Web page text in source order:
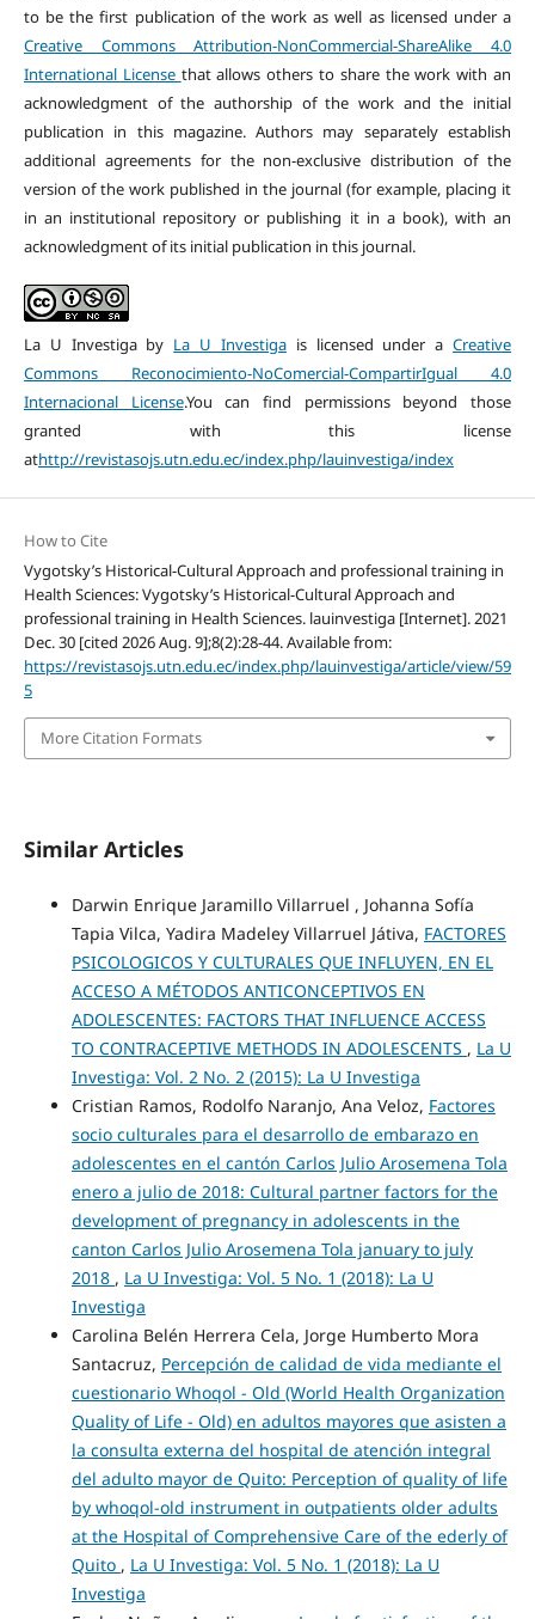
to be the first publication of the work as well as licensed under a
Creative Commons Attribution-NonCommercial-ShareAlike 4.0
International License that allows others to share the work with an
acknowledgment of the authorship of the work and the initial
publication in this magazine. Authors may separately establish
additional agreements for the non-exclusive distribution of the
version of the work published in the journal (for example, placing it
in an institutional repository or publishing it in a book), with an
acknowledgment of its initial publication in this journal.
La U Investiga by La U Investigais licensed under aCreative
Commons Reconocimiento-NoComercial-CompartirIgual 4.0
Internacional License.You can find permissions beyond those
granted with this license
athttp://revistasojs.utn.edu.ec/index.php/lauinvestiga/index
How to Cite
Vygotsky’s Historical-Cultural Approach and professional training in
Health Sciences: Vygotsky’s Historical-Cultural Approach and
professional training in Health Sciences. lauinvestiga [Internet]. 2021
Dec. 30 [cited 2026 Aug. 9];8(2):28-44. Available from:
https://revistasojs.utn.edu.ec/index.php/lauinvestiga/article/view/59
5
More Citation Formats
Similar Articles
Darwin Enrique Jaramillo Villarruel , Johanna Sofía
Tapia Vilca, Yadira Madeley Villarruel Játiva, FACTORES
PSICOLOGICOS Y CULTURALES QUE INFLUYEN, EN EL
ACCESO A MÉTODOS ANTICONCEPTIVOS EN
ADOLESCENTES: FACTORS THAT INFLUENCE ACCESS
TO CONTRACEPTIVE METHODS IN ADOLESCENTS , La U
Investiga: Vol. 2 No. 2 (2015): La U Investiga
Cristian Ramos, Rodolfo Naranjo, Ana Veloz, Factores
socio culturales para el desarrollo de embarazo en
adolescentes en el cantón Carlos Julio Arosemena Tola
enero a julio de 2018: Cultural partner factors for the
development of pregnancy in adolescents in the
canton Carlos Julio Arosemena Tola january to july
2018 , La U Investiga: Vol. 5 No. 1 (2018): La U
Investiga
Carolina Belén Herrera Cela, Jorge Humberto Mora
Santacruz, Percepción de calidad de vida mediante el
cuestionario Whoqol - Old (World Health Organization
Quality of Life - Old) en adultos mayores que asisten a
la consulta externa del hospital de atención integral
del adulto mayor de Quito: Perception of quality of life
by whoqol-old instrument in outpatients older adults
at the Hospital of Comprehensive Care of the ederly of
Quito , La U Investiga: Vol. 5 No. 1 (2018): La U
Investiga